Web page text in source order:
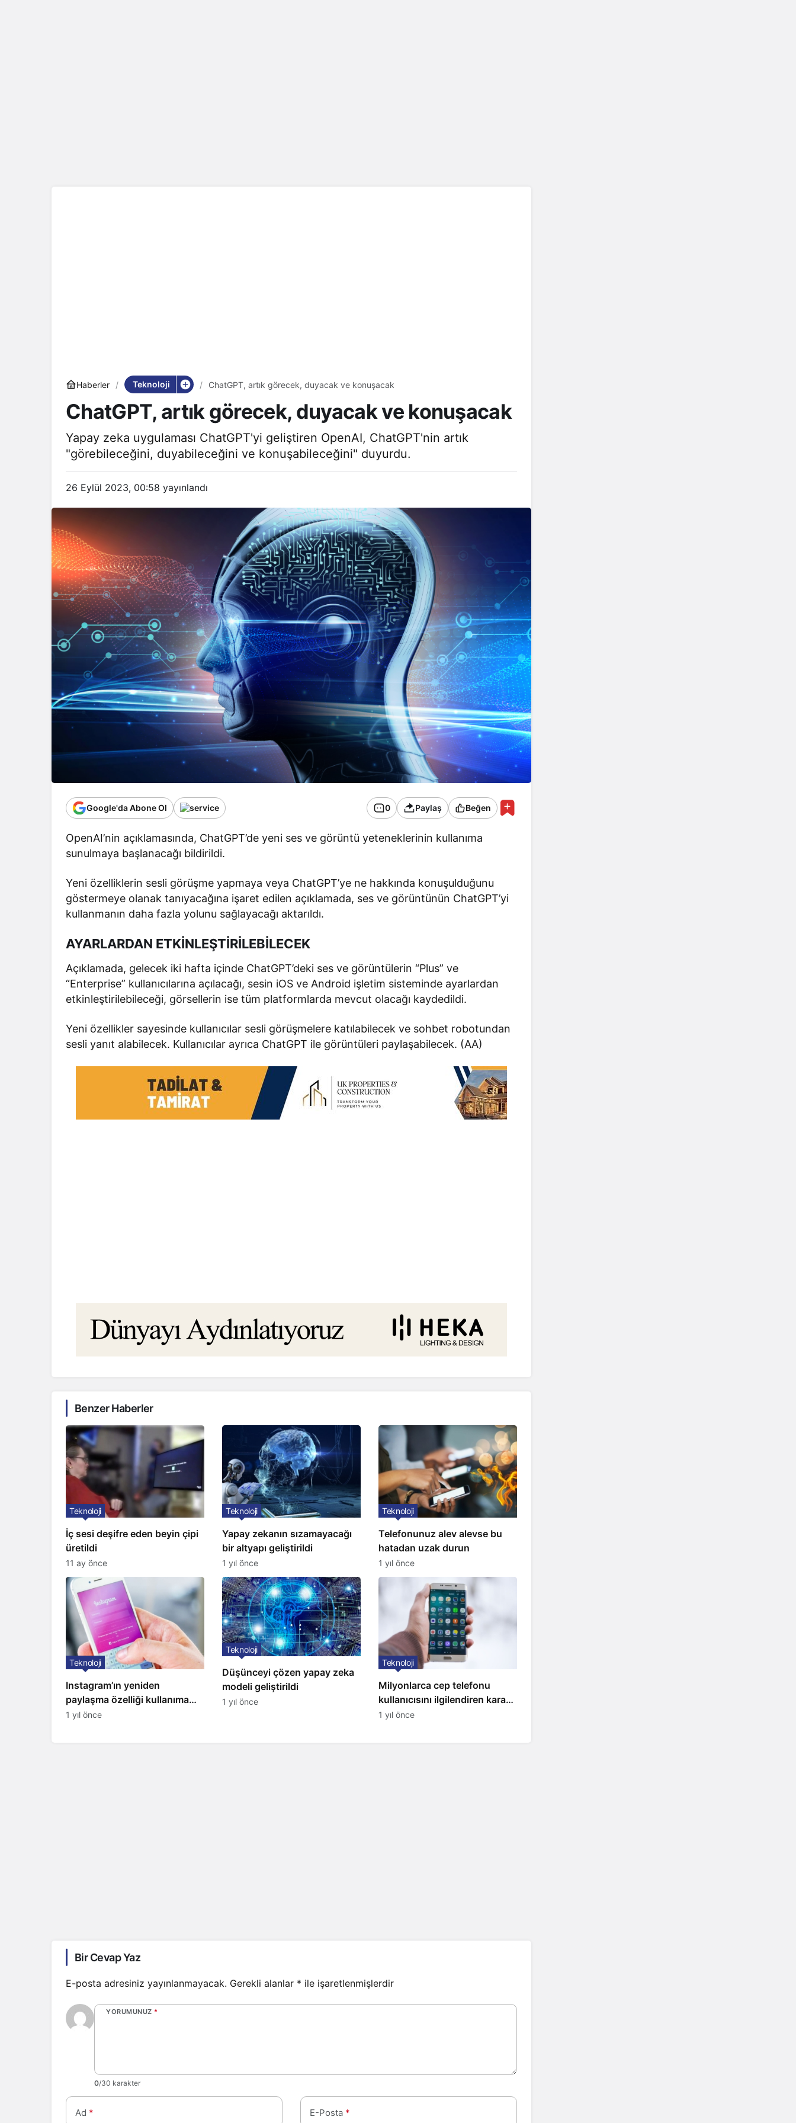
Haberler Teknoloji ChatGPT, artık görecek, duyacak ve konuşacak
ChatGPT, artık görecek, duyacak ve konuşacak
Yapay zeka uygulaması ChatGPT'yi geliştiren OpenAI, ChatGPT'nin artık
"görebileceğini, duyabileceğini ve konuşabileceğini" duyurdu.
26 Eylül 2023, 00:58 yayınlandı
Google'da Abone Ol 0 Paylaş Beğen
OpenAI’nin açıklamasında, ChatGPT’de yeni ses ve görüntü yeteneklerinin kullanıma
sunulmaya başlanacağı bildirildi.
Yeni özelliklerin sesli görüşme yapmaya veya ChatGPT’ye ne hakkında konuşulduğunu
göstermeye olanak tanıyacağına işaret edilen açıklamada, ses ve görüntünün ChatGPT’yi
kullanmanın daha fazla yolunu sağlayacağı aktarıldı.
AYARLARDAN ETKİNLEŞTİRİLEBİLECEK
Açıklamada, gelecek iki hafta içinde ChatGPT’deki ses ve görüntülerin “Plus” ve
“Enterprise” kullanıcılarına açılacağı, sesin iOS ve Android işletim sisteminde ayarlardan
etkinleştirilebileceği, görsellerin ise tüm platformlarda mevcut olacağı kaydedildi.
Yeni özellikler sayesinde kullanıcılar sesli görüşmelere katılabilecek ve sohbet robotundan
sesli yanıt alabilecek. Kullanıcılar ayrıca ChatGPT ile görüntüleri paylaşabilecek. (AA)
Benzer Haberler
İç sesi deşifre eden beyin çipi
üretildi
Teknoloji
11 ay önce
Yapay zekanın sızamayacağı
bir altyapı geliştirildi
Teknoloji
1 yıl önce
Telefonunuz alev alevse bu
hatadan uzak durun
Teknoloji
1 yıl önce
Instagram’ın yeniden
paylaşma özelliği kullanıma
açıldı
Teknoloji
1 yıl önce
Düşünceyi çözen yapay zeka
modeli geliştirildi
Teknoloji
1 yıl önce
Milyonlarca cep telefonu
kullanıcısını ilgilendiren karar:
31 Temmuz’da hepsi silinecek
Teknoloji
1 yıl önce
Bir Cevap Yaz
E-posta adresiniz yayınlanmayacak. Gerekli alanlar * ile işaretlenmişlerdir
YORUMUNUZ *
0/30 karakter
Ad * E-Posta *